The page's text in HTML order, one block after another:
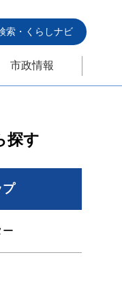
索・くらしナビ
市政情報
探す
プ
ー